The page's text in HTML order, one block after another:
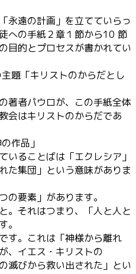
永遠の計画」を立てていらっ
への手紙２章１節から10 節
目的とプロセスが書かれてい
題「キリストのからだとし
著者パウロが、この手紙全体
会はキリストのからだであ
作品」
いることばは「エクレシア」
た集団」という意味がありま
の要素」があります。
。それはつまり、「人と人と
。
す。これは「神様から離れ
、イエス・キリストの
滅びから救い出された」とい